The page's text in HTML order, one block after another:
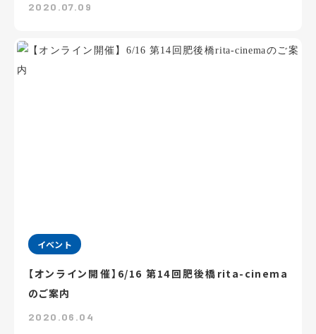
2020.07.09
イベント
【オンライン開催】6/16 第14回肥後橋rita-cinema
のご案内
2020.06.04